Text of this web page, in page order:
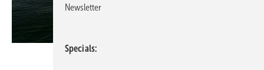
Newsletter
Specials